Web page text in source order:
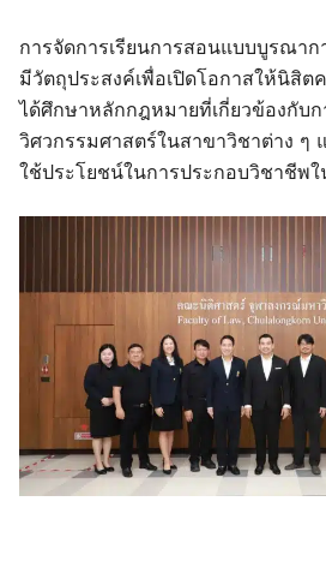
การจัดการเรียนการสอนแบบบูรณา
มีวัตถุประสงค์เพื่อเปิดโอกาสให้นิสิ
ได้ศึกษาหลักกฎหมายที่เกี่ยวข้องกับ
วิศวกรรมศาสตร์ในสาขาวิชาต่าง ๆ
ใช้ประโยชน์ในการประกอบวิชาชีพ